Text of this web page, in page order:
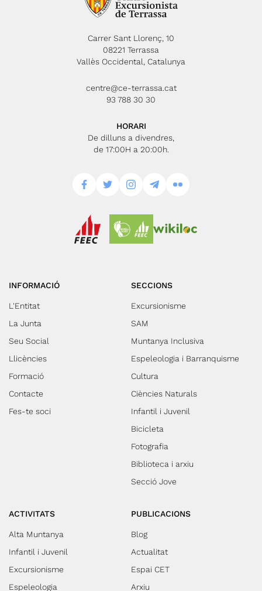
Carrer Sant Llorenç, 10
08221 Terrassa
Vallès Occidental, Catalunya
centre@ce-terrassa.cat
93 788 30 30
HORARI
De dilluns a divendres,
de 17:00H a 20:00h.
INFORMACIÓ
L'Entitat
La Junta
Seu Social
Llicències
Formació
Contacte
Fes-te soci
SECCIONS
Excursionisme
SAM
Muntanya Inclusiva
Espeleologia i Barranquisme
Cultura
Ciències Naturals
Infantil i Juvenil
Bicicleta
Fotografia
Biblioteca i arxiu
Secció Jove
ACTIVITATS
Alta Muntanya
Infantil i Juvenil
Excursionisme
Espeleologia
PUBLICACIONS
Blog
Actualitat
Espai CET
Arxiu